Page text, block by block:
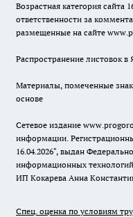
Возрастная категория сайта
ответственности за
размещенные на сайте
Распространение листовок в
Материалы, помеченные
основе
Сетевое издание
информации.
16.04.2026", выдан
информационных
ИП Кокарева Анна
Спец. оценка по условиям